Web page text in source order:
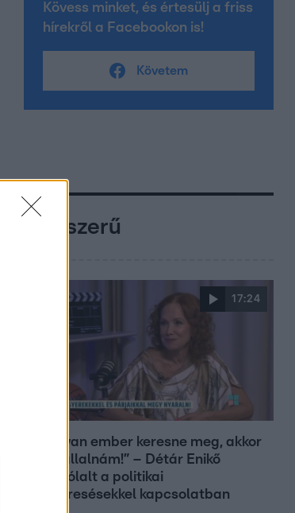
Kövess minket, és értesülj a friss
hírekről a Facebookon is!
Követem
Népszerű
17:24
„Ha olyan ember keresne meg, akkor
sem vállalnám!” – Détár Enikő
megszólalt a politikai
megkeresésekkel kapcsolatban